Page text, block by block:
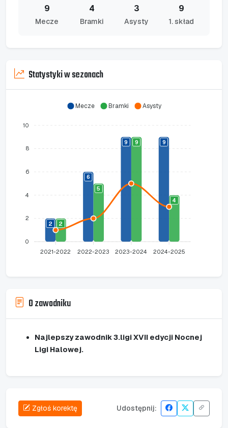
9
Mecze
4
Bramki
3
Asysty
9
1. skład
Statystyki w sezonach
10
8
6
4
2
0
2
6
9 9
2
5
9
4
2021-2022 2022-2023 2023-2024 2024-2025
Mecze Bramki Asysty
O zawodniku
Najlepszy zawodnik 3.ligi XVII edycji Nocnej
Ligi Halowej.
Zgłoś korektę Udostępnij: